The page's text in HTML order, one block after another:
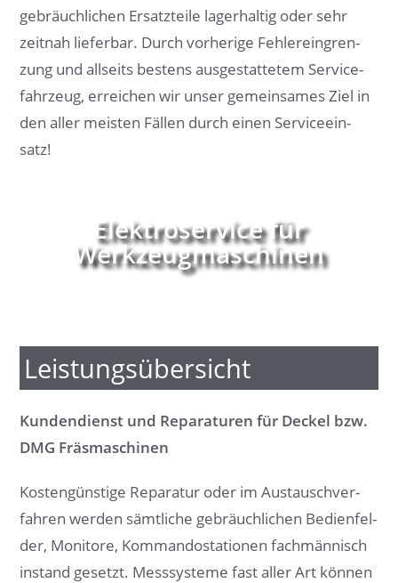
ge­bräuch­li­chen Er­satz­tei­le la­ger­hal­tig oder sehr
zeit­nah lie­fer­bar. Durch vor­he­ri­ge Feh­ler­ein­gren­
zung und all­seits bes­tens aus­ge­stat­te­tem Ser­vice­
fahr­zeug, er­rei­chen wir un­ser ge­mein­sa­mes Ziel in
den al­ler meis­ten Fäl­len durch ei­nen Ser­vice­ein­
satz!
Elektroservice für
Werkzeugmaschinen
Leistungsübersicht
Kundendienst und Reparaturen für Deckel bzw.
DMG Fräsmaschinen
Kos­ten­güns­ti­ge Re­pa­ra­tur oder im Aus­tau­sch­­ver­­­
fah­ren wer­den sämt­li­che ge­bräuch­li­chen Be­dien­fel­
der, Mo­ni­to­re, Kom­man­dosta­tio­nen fach­män­nisch
in­stan­d­­ ge­setzt. Mess­sys­te­me fast al­ler Art kön­nen